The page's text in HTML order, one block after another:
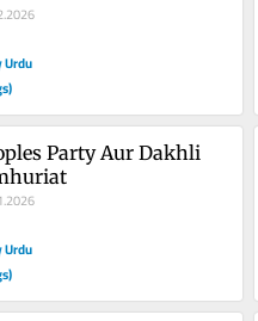
Party Aur Dakhli